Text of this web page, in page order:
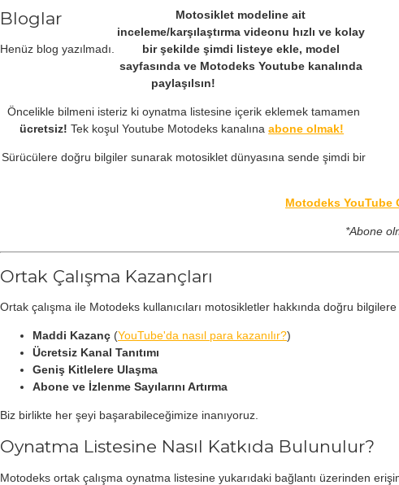
Bloglar
Henüz blog yazılmadı.
Motosiklet modeline ait
inceleme/karşılaştırma videonu hızlı ve kolay
bir şekilde şimdi listeye ekle, model
sayfasında ve Motodeks Youtube kanalında
paylaşılsın!
Öncelikle bilmeni isteriz ki oynatma listesine içerik eklemek tamamen
ücretsiz! Tek koşul Youtube Motodeks kanalına abone olmak!
Sürücülere doğru bilgiler sunarak motosiklet dünyasına sende şimdi bir
Motodeks YouTube
*Abone
Ortak Çalışma Kazançları
Ortak çalışma ile Motodeks kullanıcıları motosikletler hakkında doğru
Maddi Kazanç (YouTube'da nasıl para kazanılır?)
Ücretsiz Kanal Tanıtımı
Geniş Kitlelere Ulaşma
Abone ve İzlenme Sayılarını Artırma
Biz birlikte her şeyi başarabileceğimize inanıyoruz.
Oynatma Listesine Nasıl Katkıda Bulunulur?
Motodeks ortak çalışma oynatma listesine yukarıdaki bağlantı üzerinden